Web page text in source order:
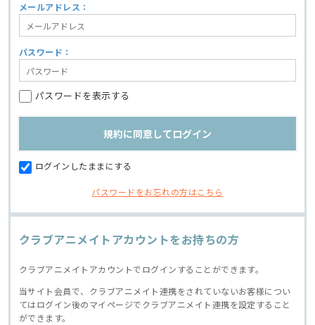
メールアドレス：
パスワード：
パスワードを表示する
ログインしたままにする
パスワードをお忘れの方はこちら
クラブアニメイトアカウントをお持ちの方
クラブアニメイトアカウントでログインすることができます。
当サイト会員で、クラブアニメイト連携をされていないお客様につい
てはログイン後のマイページでクラブアニメイト連携を設定すること
ができます。